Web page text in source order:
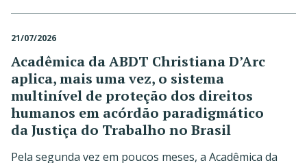
21/07/2026
Acadêmica da ABDT Christiana D’Arc
aplica, mais uma vez, o sistema
multinível de proteção dos direitos
humanos em acórdão paradigmático
da Justiça do Trabalho no Brasil
Pela segunda vez em poucos meses, a Acadêmica da